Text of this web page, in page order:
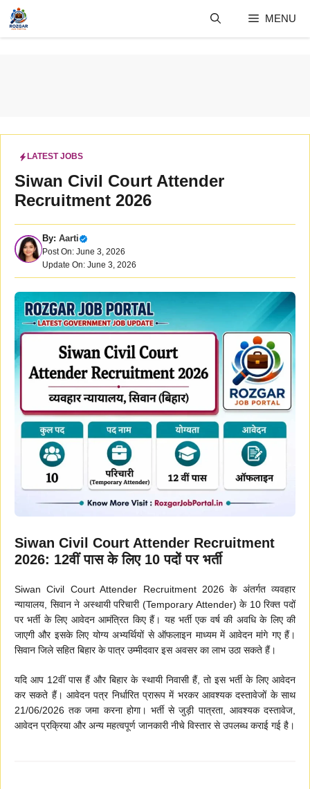
Skip
content
MENU
LATEST JOBS
Siwan Civil Court Attender
Recruitment 2026
By: Aarti
Post On: June 3, 2026
Update On: June 3, 2026
Siwan Civil Court Attender Recruitment
2026: 12वीं पास के लिए 10 पदों पर भर्ती
Siwan Civil Court Attender Recruitment 2026 के अंतर्गत व्यवहार
न्यायालय, सिवान ने अस्थायी परिचारी (Temporary Attender) के 10 रिक्त पदों
पर भर्ती के लिए आवेदन आमंत्रित किए हैं। यह भर्ती एक वर्ष की अवधि के लिए की
जाएगी और इसके लिए योग्य अभ्यर्थियों से ऑफलाइन माध्यम में आवेदन मांगे गए हैं।
सिवान जिले सहित बिहार के पात्र उम्मीदवार इस अवसर का लाभ उठा सकते हैं।
यदि आप 12वीं पास हैं और बिहार के स्थायी निवासी हैं, तो इस भर्ती के लिए आवेदन
कर सकते हैं। आवेदन पत्र निर्धारित प्रारूप में भरकर आवश्यक दस्तावेजों के साथ
21/06/2026 तक जमा करना होगा। भर्ती से जुड़ी पात्रता, आवश्यक दस्तावेज,
आवेदन प्रक्रिया और अन्य महत्वपूर्ण जानकारी नीचे विस्तार से उपलब्ध कराई गई है।